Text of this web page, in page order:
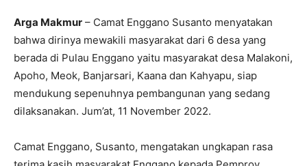
Arga Makmur – Camat Enggano Susanto menyatakan
bahwa dirinya mewakili masyarakat dari 6 desa yang
berada di Pulau Enggano yaitu masyarakat desa Malakoni,
Apoho, Meok, Banjarsari, Kaana dan Kahyapu, siap
mendukung sepenuhnya pembangunan yang sedang
dilaksanakan. Jum’at, 11 November 2022.
Camat Enggano, Susanto, mengatakan ungkapan rasa